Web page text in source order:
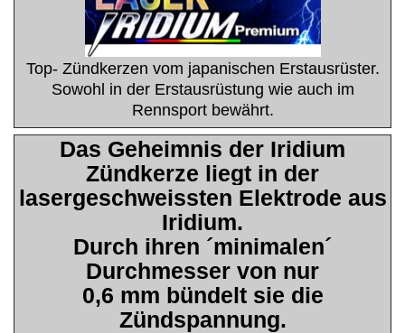
Top- Zündkerzen vom japanischen Erstausrüster.
Sowohl in der Erstausrüstung wie auch im
Rennsport bewährt.
Das Geheimnis der Iridium
Zündkerze liegt in der
lasergeschweissten Elektrode aus
Iridium.
Durch ihren ´minimalen´
Durchmesser von nur
0,6 mm bündelt sie die
Zündspannung.